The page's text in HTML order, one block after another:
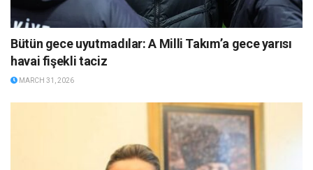
Bütün gece uyutmadılar: A Milli Takım’a gece yarısı
havai fişekli taciz
MARCH 31, 2026